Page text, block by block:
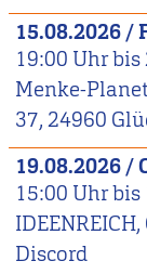
15.08.2026/
19:00 Uhr bis
Menke-
37, 24960
19.08.2026/
15:00 Uhr bis
Discord